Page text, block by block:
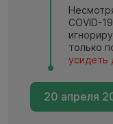
COVID-
только
усидеть
20 апреля